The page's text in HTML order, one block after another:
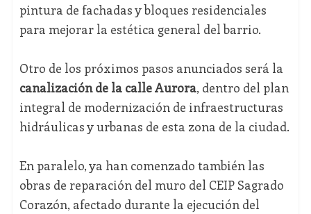
pintura de fachadas y bloques residenciales
para mejorar la estética general del barrio.
Otro de los próximos pasos anunciados será la
canalización de la calle Aurora, dentro del plan
integral de modernización de infraestructuras
hidráulicas y urbanas de esta zona de la ciudad.
En paralelo, ya han comenzado también las
obras de reparación del muro del CEIP Sagrado
Corazón, afectado durante la ejecución del